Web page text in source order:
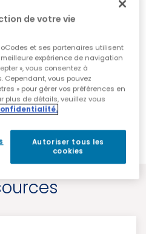
externe
de redirection
multilingue
AudioCodes Device
disponible dans le
de votre vie
et ses partenaires utilisent
expérience de navigation
», vous consentez à
Cependant, vous pouvez
» pour gérer vos préférences en
plus de détails, veuillez vous
Autoriser tous les
cookies